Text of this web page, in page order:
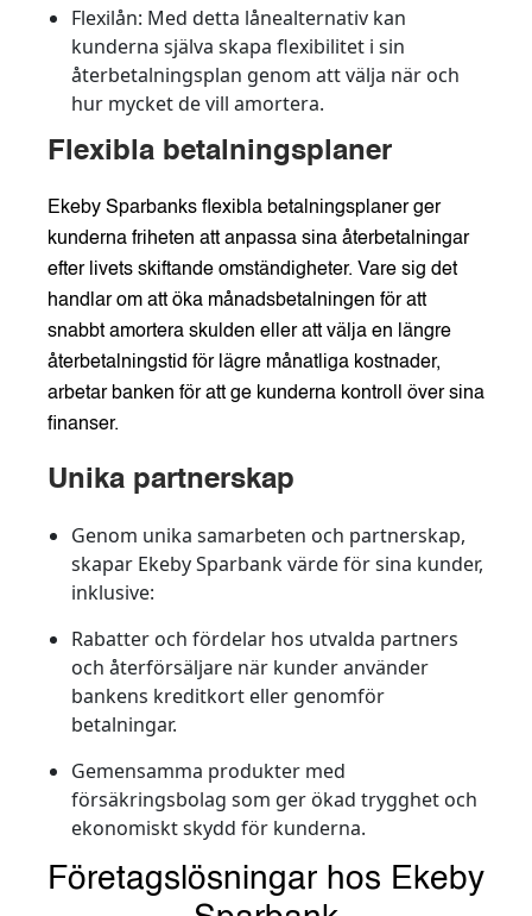
Flexilån: Med detta lånealternativ kan
kunderna själva skapa flexibilitet i sin
återbetalningsplan genom att välja när och
hur mycket de vill amortera.
Flexibla betalningsplaner
Ekeby Sparbanks flexibla betalningsplaner ger
kunderna friheten att anpassa sina återbetalningar
efter livets skiftande omständigheter. Vare sig det
handlar om att öka månadsbetalningen för att
snabbt amortera skulden eller att välja en längre
återbetalningstid för lägre månatliga kostnader,
arbetar banken för att ge kunderna kontroll över sina
finanser.
Unika partnerskap
Genom unika samarbeten och partnerskap,
skapar Ekeby Sparbank värde för sina kunder,
inklusive:
Rabatter och fördelar hos utvalda partners
och återförsäljare när kunder använder
bankens kreditkort eller genomför
betalningar.
Gemensamma produkter med
försäkringsbolag som ger ökad trygghet och
ekonomiskt skydd för kunderna.
Företagslösningar hos Ekeby